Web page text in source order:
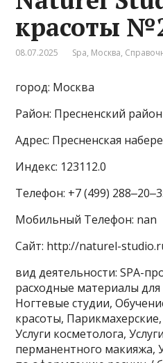
красоты
08.07.2025 Spa, Москва,
город: Москва
Район: Пресненский район
Адрес: Пресненская
Индекс: 123112.0
Телефон: +7 (499)
Мобильный Телефон: nan
Сайт: http://naturel-
вид деятельности: SPA-
расходные материалы
Ногтевые студии,
красоты,
Услуги косметолога,
перманентного макияжа,